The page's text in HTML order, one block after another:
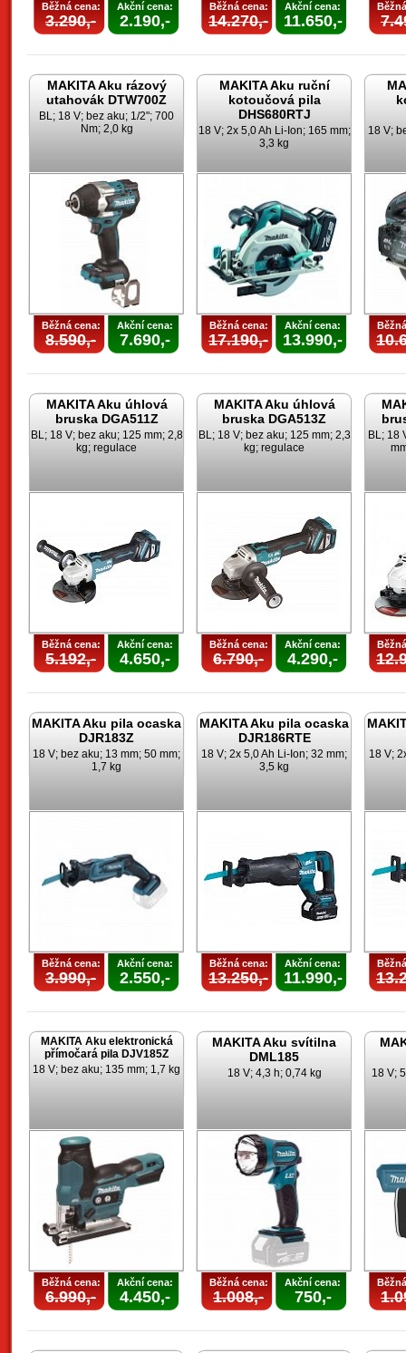
Běžná cena:
3.290,-
Akční cena:
2.190,-
Běžná cena:
14.270,-
Akční cena:
11.650,-
MAKITA Aku rázový
utahovák DTW700Z
BL; 18 V; bez aku; 1/2"; 700
Nm; 2,0 kg
Běžná cena:
8.590,-
Akční cena:
7.690,-
MAKITA Aku ruční
kotoučová pila
DHS680RTJ
18 V; 2x 5,0 Ah Li-Ion; 165 mm;
3,3 kg
Běžná cena:
17.190,-
Akční cena:
13.990,-
18 V;
MAKITA Aku úhlová
bruska DGA511Z
BL; 18 V; bez aku; 125 mm; 2,8
kg; regulace
Běžná cena:
5.192,-
Akční cena:
4.650,-
MAKITA Aku úhlová
bruska DGA513Z
BL; 18 V; bez aku; 125 mm; 2,3
kg; regulace
Běžná cena:
6.790,-
Akční cena:
4.290,-
BL; 18
MAKITA Aku pila ocaska
DJR183Z
18 V; bez aku; 13 mm; 50 mm;
1,7 kg
Běžná cena:
3.990,-
Akční cena:
2.550,-
MAKITA Aku pila ocaska
DJR186RTE
18 V; 2x 5,0 Ah Li-Ion; 32 mm;
3,5 kg
Běžná cena:
13.250,-
Akční cena:
11.990,-
18 V;
MAKITA Aku elektronická
přímočará pila DJV185Z
18 V; bez aku; 135 mm; 1,7 kg
Běžná cena:
6.990,-
Akční cena:
4.450,-
MAKITA Aku svítilna
DML185
18 V; 4,3 h; 0,74 kg
Běžná cena:
1.008,-
Akční cena:
750,-
18 V;